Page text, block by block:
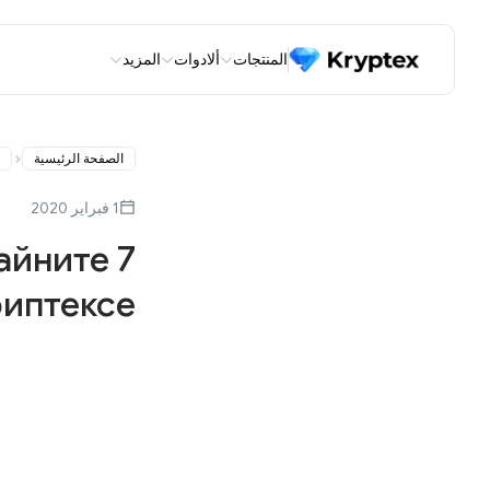
المنتجات ألادوات المزيد
الصفحة الرئيسية
1 فبراير 2020